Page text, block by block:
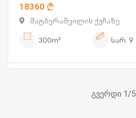
18360
შატბერაშვილის ქუჩაზე
300m²
სარ. 9
გვერდი 1/5